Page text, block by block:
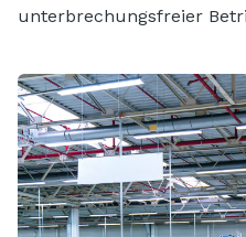
unterbrechungsfreier